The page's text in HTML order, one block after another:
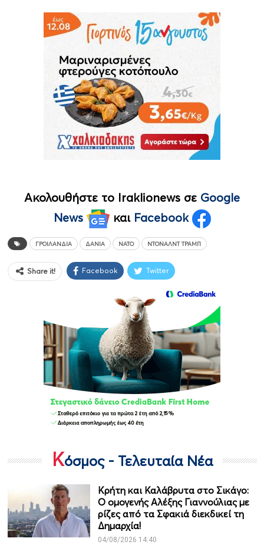
Ακολουθήστε το Iraklionews σε Google
News
και Facebook
ΓΡΟΙΛΑΝΔΊΑ ΔΑΝΊΑ ΝΑΤΟ ΝΤΌΝΑΛΝΤ ΤΡΆΜΠ
Share it! Facebook Twitter
Κόσμος - Τελευταία Νέα
Κρήτη και Καλάβρυτα στο Σικάγο:
Ο ομογενής Αλέξης Γιαννούλιας με
ρίζες από τα Σφακιά διεκδικεί τη
Δημαρχία!
04/08/2026 14:40